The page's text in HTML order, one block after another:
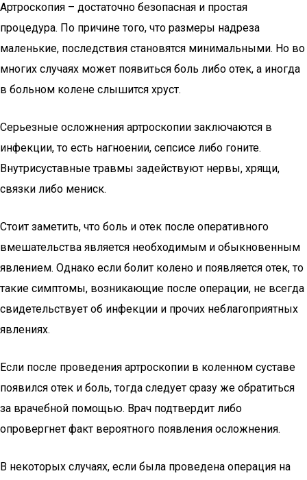
Артроскопия – достаточно безопасная и простая
процедура. По причине того, что размеры надреза
маленькие, последствия становятся минимальными. Но во
многих случаях может появиться боль либо отек, а иногда
в больном колене слышится хруст.
Серьезные осложнения артроскопии заключаются в
инфекции, то есть нагноении, сепсисе либо гоните.
Внутрисуставные травмы задействуют нервы, хрящи,
связки либо мениск.
Стоит заметить, что боль и отек после оперативного
вмешательства является необходимым и обыкновенным
явлением. Однако если болит колено и появляется отек, то
такие симптомы, возникающие после операции, не всегда
свидетельствует об инфекции и прочих неблагоприятных
явлениях.
Если после проведения артроскопии в коленном суставе
появился отек и боль, тогда следует сразу же обратиться
за врачебной помощью. Врач подтвердит либо
опровергнет факт вероятного появления осложнения.
В некоторых случаях, если была проведена операция на